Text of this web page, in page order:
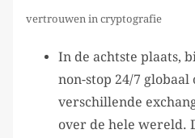
vertrouwen in cryptografie
In de achtste plaats,
non-stop 24/7 globaal
verschillende
over de hele wereld.